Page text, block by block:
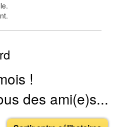
!
des ami(e)s...